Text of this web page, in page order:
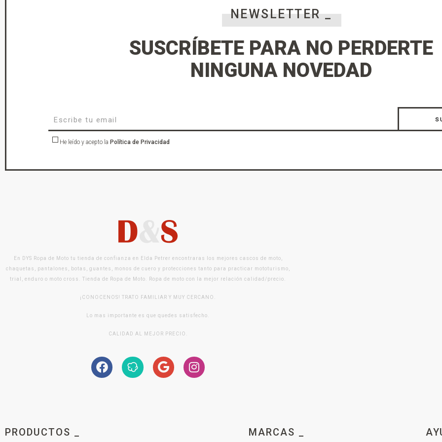
NEWSLETTER _
SUSCRÍBETE PARA NO PERDERTE
NINGUNA NOVEDAD
He leído y acepto la Política de Privacidad
En DYS Ropa de Moto tu tienda de confianza en Elda Petrer encontraras los mejores cascos de moto,
chaquetas, pantalones, botas, guantes, monos de cuero y protecciones tanto para practicar mototurismo,
trial, enduro o moto cross. Tienda de Ropa de Moto. Ropa de moto con la mejor relación calidad/precio.
¡CONOCENOS! TRATO FAMILIAR Y MUY CERCANO.
Lo mas importante es que quedes satisfecho.
CALIDAD AL MEJOR PRECIO.
PRODUCTOS _ MARCAS _